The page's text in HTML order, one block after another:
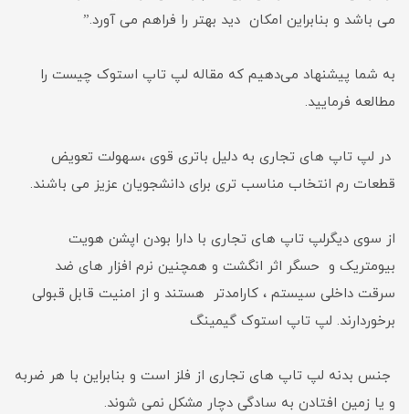
می باشد و بنابراین امکان دید بهتر را فراهم می آورد.”
به شما پیشنهاد می‌دهیم که مقاله لپ تاپ استوک چیست را
مطالعه فرمایید.
در لپ تاپ های تجاری به دلیل باتری قوی ،سهولت تعویض
قطعات رم انتخاب مناسب تری برای دانشجویان عزیز می باشند.
از سوی دیگرلپ تاپ های تجاری با دارا بودن اپشن هویت
بیومتریک و حسگر اثر انگشت و همچنین نرم افزار های ضد
سرقت داخلی سیستم ، کارامدتر هستند و از امنیت قابل قبولی
برخوردارند. لپ تاپ استوک گیمینگ
جنس بدنه لپ تاپ های تجاری از فلز است و بنابراین با هر ضربه
و یا زمین افتادن به سادگی دچار مشکل نمی شوند.